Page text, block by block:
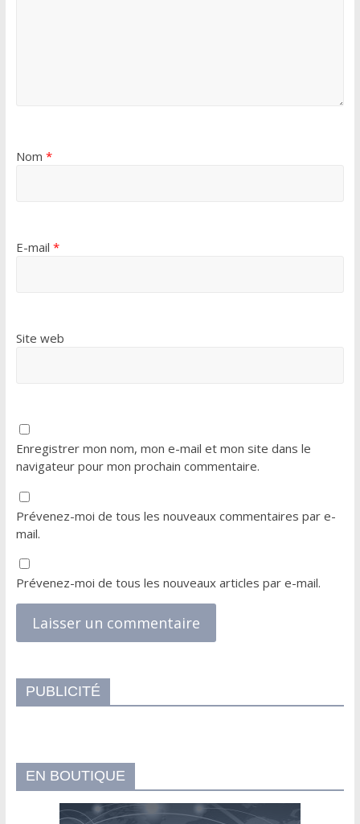
Nom *
E-mail *
Site web
Enregistrer mon nom, mon e-mail et mon site dans le
navigateur pour mon prochain commentaire.
Prévenez-moi de tous les nouveaux commentaires par e-
mail.
Prévenez-moi de tous les nouveaux articles par e-mail.
PUBLICITÉ
EN BOUTIQUE